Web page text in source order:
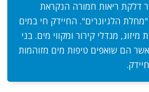
דלקת ריאות חמורה הנקראת
"מחלת הלגיונרים". החיידק חי במים
מגדלי קירור ומקווי מים. בני
הם שואפים טיפות מים מזוהמות